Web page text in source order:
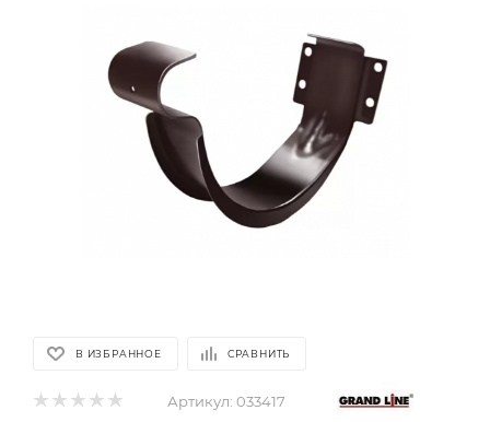
В ИЗБРАННОЕ СРАВНИТЬ
Артикул: 033417